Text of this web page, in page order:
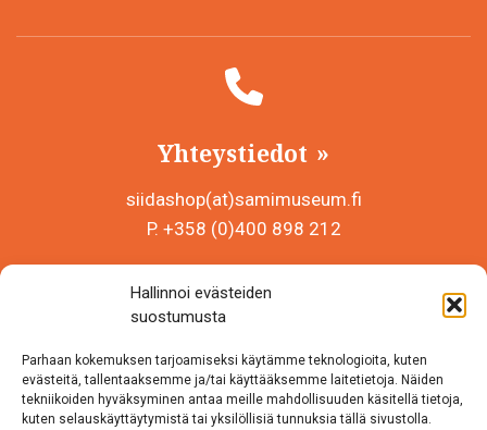
Hallinnoi evästeiden
suostumusta
Parhaan kokemuksen tarjoamiseksi käytämme teknologioita, kuten
evästeitä, tallentaaksemme ja/tai käyttääksemme laitetietoja. Näiden
tekniikoiden hyväksyminen antaa meille mahdollisuuden käsitellä tietoja,
kuten selauskäyttäytymistä tai yksilöllisiä tunnuksia tällä sivustolla.
Yhteystiedot
siidashop(at)samimuseum.fi
P. +358 (0)400 898 212
Y-tunnus 0625907-2
Inarintie 46
99870 Inari